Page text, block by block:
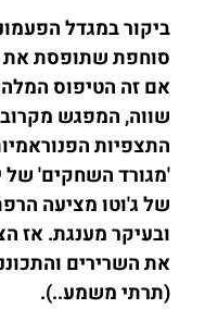
ביקור במגדל
סוחפת שתופסת את
אם זה הטיפוס
שווה, המפגש
התצפיות
'מגורד השחקים' של
של ג'וטו מציעה
ובעיקר מענגת. אז
את השרירים
(תרתי משמע..).